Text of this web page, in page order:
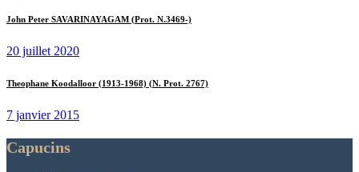
John Peter SAVARINAYAGAM (Prot. N.3469-)
20 juillet 2020
Theophane Koodalloor (1913-1968) (N. Prot. 2767)
7 janvier 2015
Capucins